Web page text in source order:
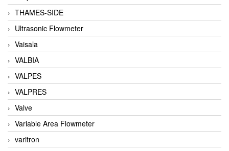
THAMES-SIDE
Ultrasonic Flowmeter
Vaisala
VALBIA
VALPES
VALPRES
Valve
Variable Area Flowmeter
varitron